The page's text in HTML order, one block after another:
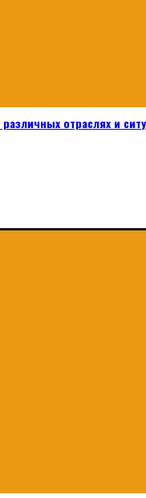
отраслях и